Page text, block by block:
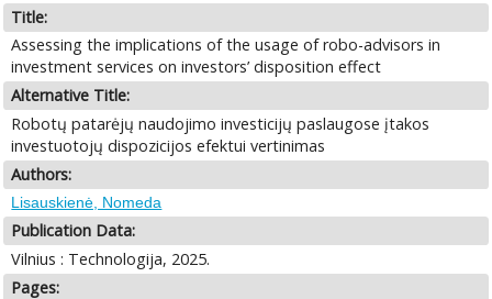
Title:
Assessing the implications of the usage of robo-advisors in
investment services on investors’ disposition effect
Alternative Title:
Robotų patarėjų naudojimo investicijų paslaugose įtakos
investuotojų dispozicijos efektui vertinimas
Authors:
Lisauskienė, Nomeda
Publication Data:
Vilnius : Technologija, 2025.
Pages: